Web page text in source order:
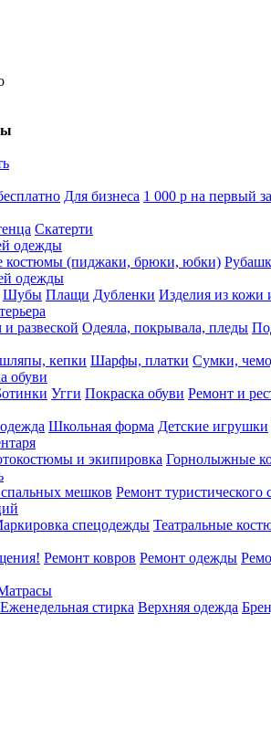
Для бизнеса 1 000 р на первый
Скатерти
одежды
костюмы (пиджаки, брюки, юбки)
одежды
Шубы Плащи Дубленки Изделия из кожи
развеской Одеяла, покрывала, пледы
кепки Шарфы, платки Сумки,
обуви
Угги Покраска обуви Ремонт и
Школьная форма Детские игрушки
и экипировка Горнолыжные
мешков Ремонт туристического
спецодежды Театральные
Ремонт ковров Ремонт одежды
Еженедельная стирка Верхняя одежда